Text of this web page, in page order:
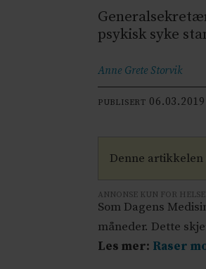
psykisk syke
Anne Grete Storvik
PUBLISERT
Denne
ANNONSE KUN FOR
Som Dagens
måneder. Dette
Les mer: Raser